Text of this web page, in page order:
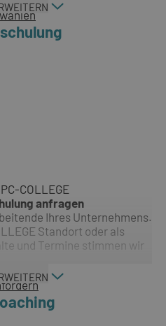
COLLEGE
anfragen
Ihres Unternehmens.
Standort oder als
und Termine stimmen wir